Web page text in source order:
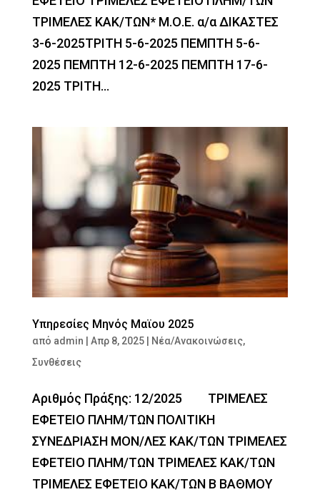
ΤΡΙΜΕΛΕΣ ΚΑΚ/ΤΩΝ* Μ.Ο.Ε. α/α ΔΙΚΑΣΤΕΣ
3-6-2025ΤΡΙΤΗ 5-6-2025 ΠΕΜΠΤΗ 5-6-
2025 ΠΕΜΠΤΗ 12-6-2025 ΠΕΜΠΤΗ 17-6-
2025 ΤΡΙΤΗ...
Υπηρεσίες Μηνός Μαϊου 2025
από admin Απρ 8, 2025| Νέα/Ανακοινώσεις,
Συνθέσεις
Αριθμός Πράξης: 12/2025 ΤΡΙΜΕΛΕΣ
ΕΦΕΤΕΙΟ ΠΛΗΜ/ΤΩΝ ΠΟΛΙΤΙΚΗ
ΣΥΝΕΔΡΙΑΣΗ ΜΟΝ/ΛΕΣ ΚΑΚ/ΤΩΝ ΤΡΙΜΕΛΕΣ
ΕΦΕΤΕΙΟ ΠΛΗΜ/ΤΩΝ ΤΡΙΜΕΛΕΣ ΚΑΚ/ΤΩΝ
ΤΡΙΜΕΛΕΣ ΕΦΕΤΕΙΟ ΚΑΚ/ΤΩΝ Β ΒΑΘΜΟΥ